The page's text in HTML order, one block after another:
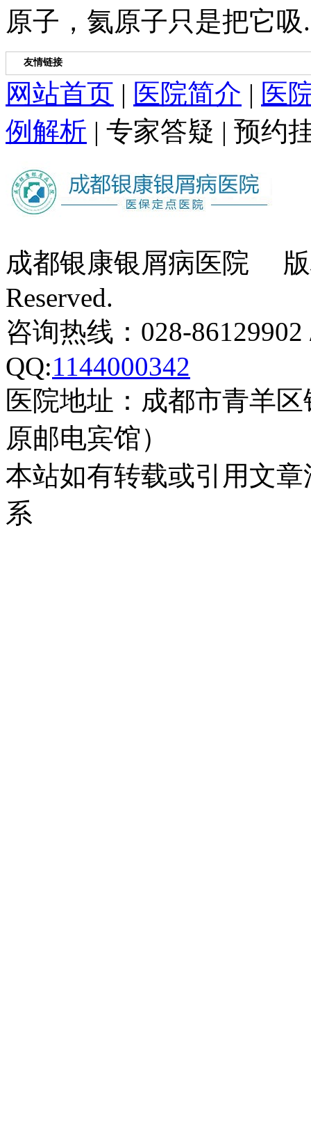
原子，氦原子只是把它吸
友情链接
网站首页 | 医院简介 | 医
例解析 | 专家答疑 | 预约
成都银康银屑病医院 版
Reserved.
咨询热线：028-
QQ:1144000342
医院地址：成都市青羊
原邮电宾馆）
本站如有转载或引用文
系